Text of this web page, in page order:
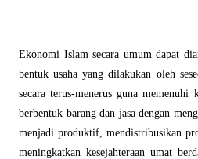
Ekonomi Islam secara umum dapat
bentuk usaha yang dilakukan oleh
secara terus-menerus guna memenuhi
berbentuk barang dan jasa dengan
menjadi produktif, mendistribusikan
meningkatkan kesejahteraan umat